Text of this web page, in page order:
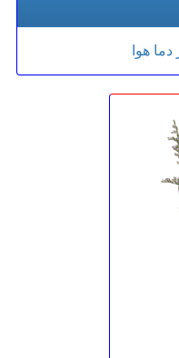
دما هوا